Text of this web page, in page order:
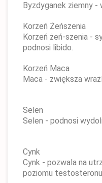
Byzdyganek ziemny -
Korzeń Żeńszenia
Korzeń żeń-szenia -
podnosi libido.
Korzeń Maca
Maca - zwiększa
Selen
Selen - podnosi
Cynk
Cynk - pozwala na
poziomu